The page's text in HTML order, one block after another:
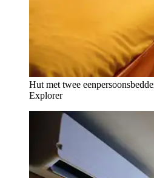
Hut met twee
Explorer